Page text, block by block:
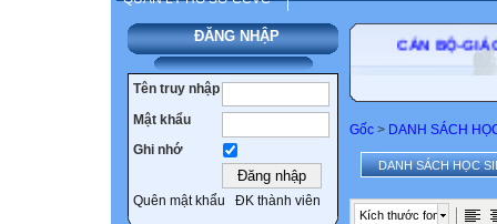
ĐĂNG NHẬP
Tên truy nhập
Mật khẩu
Ghi nhớ
Quên mật khẩu ĐK thành viên
CÁN
Gốc > DANH SÁCH
DANH SÁCH HỌC
Kích thước font